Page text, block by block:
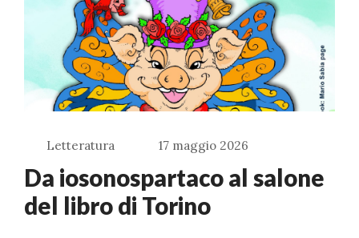
Letteratura 17 maggio 2026
Da iosonospartaco al salone
del libro di Torino